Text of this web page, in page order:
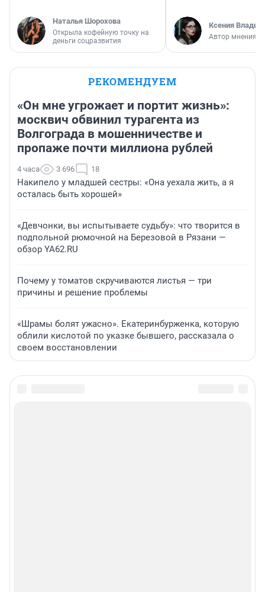
Наталья Шорохова
Открыла кофейную точку на
деньги соцразвития
Ксения
Автор мнения
РЕКОМЕНДУЕМ
«Он мне угрожает и портит жизнь»:
москвич обвинил турагента из
Волгограда в мошенничестве и
пропаже почти миллиона рублей
4 часа 3 696 18
Накипело у младшей сестры: «Она уехала жить, а я
осталась быть хорошей»
«Девчонки, вы испытываете судьбу»: что творится в
подпольной рюмочной на Березовой в Рязани —
обзор YA62.RU
Почему у томатов скручиваются листья — три
причины и решение проблемы
«Шрамы болят ужасно». Екатеринбурженка, которую
облили кислотой по указке бывшего, рассказала о
своем восстановлении